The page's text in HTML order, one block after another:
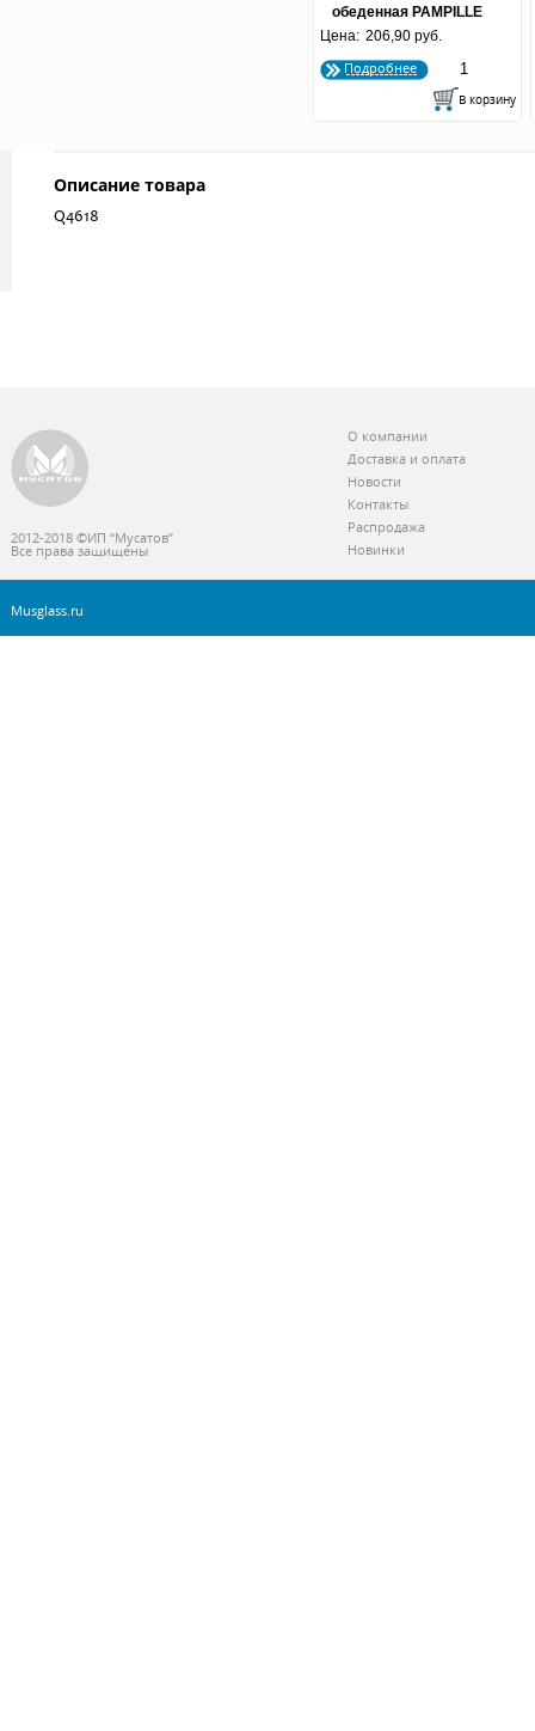
обеденная PAMPILLE
WHITE 25 см
Цена: 206,90 руб.
Подробнее
Описание товара
Q4618
2012-2018 ©ИП “Мусатов”
Все права защищены
О компании
Доставка и оплата
Новости
Контакты
Распродажа
Новинки
Musglass.ru